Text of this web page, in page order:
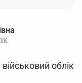
облік